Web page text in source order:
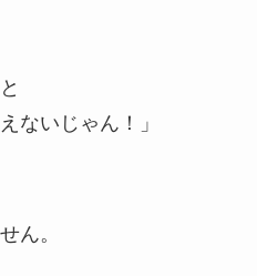
ないじゃん！」
ん。